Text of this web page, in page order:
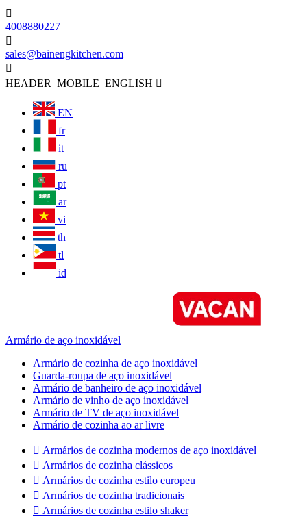

4008880227

sales@bainengkitchen.com

HEADER_MOBILE_ENGLISH 
EN
fr
it
ru
pt
ar
vi
th
tl
id
Armário de aço inoxidável
Armário de cozinha de aço inoxidável
Guarda-roupa de aço inoxidável
Armário de banheiro de aço inoxidável
Armário de vinho de aço inoxidável
Armário de TV de aço inoxidável
Armário de cozinha ao ar livre
 Armários de cozinha modernos de aço inoxidável
 Armários de cozinha clássicos
 Armários de cozinha estilo europeu
 Armários de cozinha tradicionais
 Armários de cozinha estilo shaker